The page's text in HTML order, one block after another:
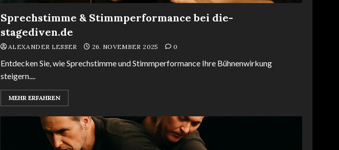
Sprechstimme & Stimmperformance bei die-
stagediven.de
ALEXANDER LESSER 26. NOVEMBER 2025 0
Entdecken Sie, wie Sprechstimme und Stimmperformance Ihre Bühnenwirkung
steigern....
MEHR ERFAHREN